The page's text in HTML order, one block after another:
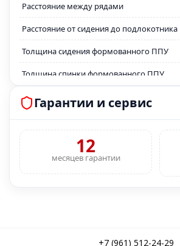
Расстояние между рядами
Расстояние от сидения до подлокотника
Толщина сидения формованного ППУ
Толщина спинки формованного ППУ
Толщина металлокаркаса
спинки ФК
Толщина декоративной заглушки
сидения ФК
Гарантии и сервис
12
месяцев гарантии
+7 (961) 512-24-29